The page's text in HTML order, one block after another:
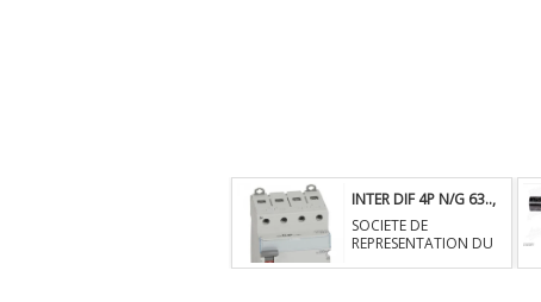
INTER DIF 4P N/G 63..,
958545.00 XAF.
Secteur: Electricite
SOCIETE DE
REPRESENTATION DU